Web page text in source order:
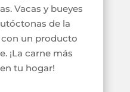
Vacas y bueyes
de la
con un producto
¡La carne más
tu hogar!